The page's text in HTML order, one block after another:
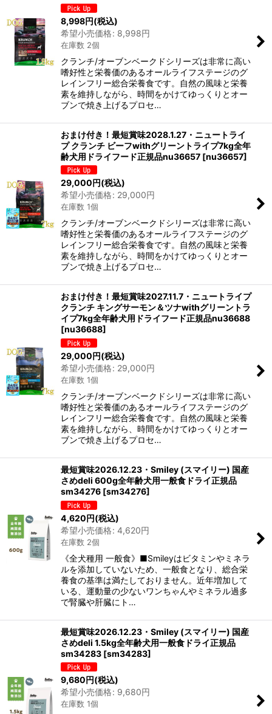
8,998円(税込)
希望小売価格: 8,998円
在庫数 2個
クランチ/オーブンベークドシリーズは非常に高い
嗜好性と栄養価のあるオールライフステージのグ
レインフリー総合栄養食です。自然の風味と栄養
素を維持しながら、時間をかけてゆっくりとオー
ブンで焼き上げるプロセ…
おまけ付き！最短賞味2028.1.27・ニュートライ
プ クランチ ビーフwithグリーントライプ7kg全年
齢犬用ドライフード正規品nu36657 [nu36657]
29,000円(税込)
希望小売価格: 29,000円
在庫数 1個
クランチ/オーブンベークドシリーズは非常に高い
嗜好性と栄養価のあるオールライフステージのグ
レインフリー総合栄養食です。自然の風味と栄養
素を維持しながら、時間をかけてゆっくりとオー
ブンで焼き上げるプロセ…
おまけ付き！最短賞味2027.11.7・ニュートライプ
クランチ キングサーモン＆ツナwithグリーントラ
イプ7kg全年齢犬用ドライフード正規品nu36688
[nu36688]
29,000円(税込)
希望小売価格: 29,000円
在庫数 1個
クランチ/オーブンベークドシリーズは非常に高い
嗜好性と栄養価のあるオールライフステージのグ
レインフリー総合栄養食です。自然の風味と栄養
素を維持しながら、時間をかけてゆっくりとオー
ブンで焼き上げるプロセ…
最短賞味2026.12.23・Smiley (スマイリー) 国産
さめdeli 600g全年齢犬用一般食ドライ正規品
sm34276 [sm34276]
4,620円(税込)
希望小売価格: 4,620円
在庫数 2個
《全犬種用 一般食》■Smileyはビタミンやミネラ
ルを添加していないため、一般食となり、総合栄
養食の基準は満たしておりません。近年増加して
いる、運動量の少ないワンちゃんやミネラル過多
で腎臓や肝臓にト…
最短賞味2026.12.23・Smiley (スマイリー) 国産
さめdeli 1.5kg全年齢犬用一般食ドライ正規品
sm34283 [sm34283]
9,680円(税込)
希望小売価格: 9,680円
在庫数 1個